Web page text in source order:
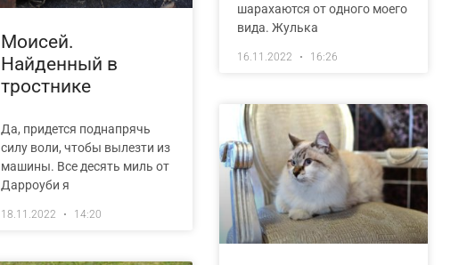
Моисей.
Найденный в
тростнике
Да, придется поднапрячь
силу воли, чтобы вылезти из
машины. Все десять миль от
Дарроуби я
18.11.2022 14:20
шарахаются от одного моего
вида. Жулька
16.11.2022 16:26